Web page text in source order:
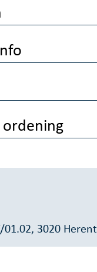
3020 Herent